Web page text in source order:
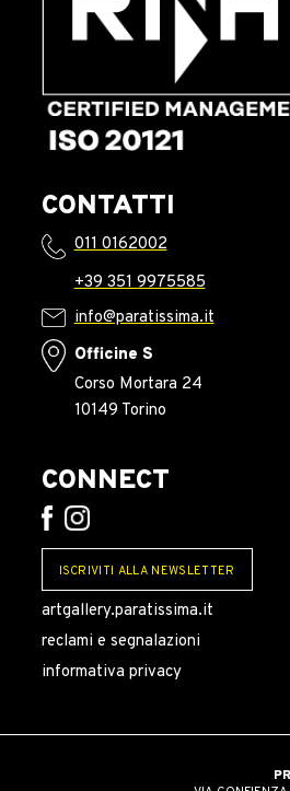
CONTATTI
011 0162002
+39 351 9975585
info@paratissima.it
Officine S
Corso Mortara 24
10149 Torino
CONNECT
ISCRIVITI ALLA NEWSLETTER
artgallery.paratissima.it
reclami e segnalazioni
informativa privacy